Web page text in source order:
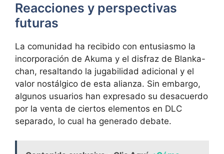
Reacciones y perspectivas
futuras
La comunidad ha recibido con entusiasmo la
incorporación de Akuma y el disfraz de Blanka-
chan, resaltando la jugabilidad adicional y el
valor nostálgico de esta alianza. Sin embargo,
algunos usuarios han expresado su desacuerdo
por la venta de ciertos elementos en DLC
separado, lo cual ha generado debate.